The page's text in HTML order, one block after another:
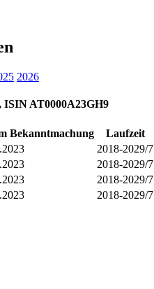
2026
ISIN AT0000A23GH9
Bekanntmachung Laufzeit
2018-2029/7
2018-2029/7
2018-2029/7
2018-2029/7